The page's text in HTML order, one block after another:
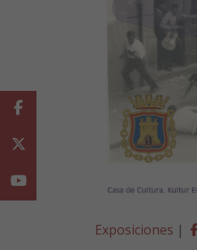
Exposiciones |
Facebook
Youtube